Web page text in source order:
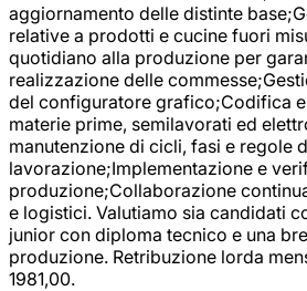
aggiornamento delle distinte
relative a prodotti e cucine fuori
quotidiano alla produzione per
realizzazione delle
del configuratore grafico;Codifica
materie prime, semilavorati ed
manutenzione di cicli, fasi e regole
lavorazione;Implementazione e
produzione;Collaborazione
e logistici. Valutiamo sia candidati
junior con diploma tecnico e una
produzione. Retribuzione lorda
1981,00.